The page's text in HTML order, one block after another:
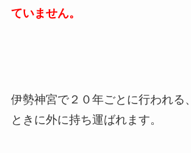
ていません。
伊勢神宮で２０年ごとに行われる、
ときに外に持ち運ばれます。